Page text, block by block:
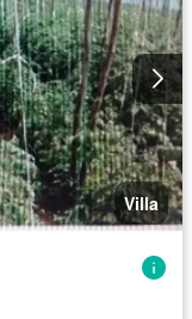
Villa